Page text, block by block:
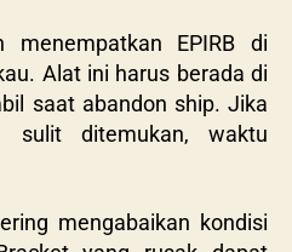
menempatkan EPIRB di
Alat ini harus berada di
saat abandon ship. Jika
sulit ditemukan, waktu
mengabaikan kondisi